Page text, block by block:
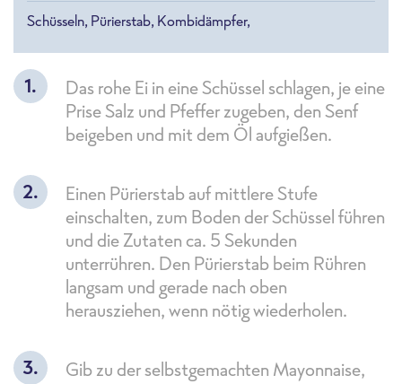
Schüsseln, Pürierstab, Kombidämpfer,
Das rohe Ei in eine Schüssel schlagen, je eine
Prise Salz und Pfeffer zugeben, den Senf
beigeben und mit dem Öl aufgießen.
Einen Pürierstab auf mittlere Stufe
einschalten, zum Boden der Schüssel führen
und die Zutaten ca. 5 Sekunden
unterrühren. Den Pürierstab beim Rühren
langsam und gerade nach oben
herausziehen, wenn nötig wiederholen.
Gib zu der selbstgemachten Mayonnaise,